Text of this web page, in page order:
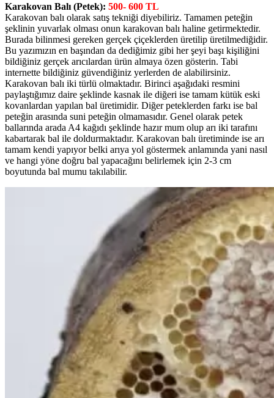
Karakovan Balı (Petek): 500- 600 TL
Karakovan balı olarak satış tekniği diyebiliriz. Tamamen peteğin
şeklinin yuvarlak olması onun karakovan balı haline getirmektedir.
Burada bilinmesi gereken gerçek çiçeklerden üretilip üretilmediğidir.
Bu yazımızın en başından da dediğimiz gibi her şeyi başı kişiliğini
bildiğiniz gerçek arıcılardan ürün almaya özen gösterin. Tabi
internette bildiğiniz güvendiğiniz yerlerden de alabilirsiniz.
Karakovan balı iki türlü olmaktadır. Birinci aşağıdaki resmini
paylaştığımız daire şeklinde kasnak ile diğeri ise tamam kütük eski
kovanlardan yapılan bal üretimidir. Diğer peteklerden farkı ise bal
peteğin arasında suni peteğin olmamasıdır. Genel olarak petek
ballarında arada A4 kağıdı şeklinde hazır mum olup arı iki tarafını
kabartarak bal ile doldurmaktadır. Karakovan balı üretiminde ise arı
tamam kendi yapıyor belki arıya yol göstermek anlamında yani nasıl
ve hangi yöne doğru bal yapacağını belirlemek için 2-3 cm
boyutunda bal mumu takılabilir.